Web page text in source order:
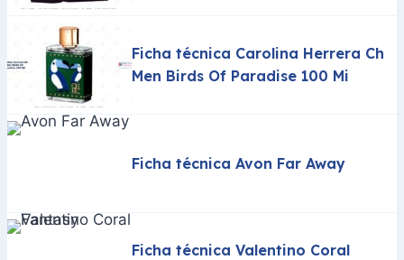
Ficha técnica Carolina Herrera Ch
Men Birds Of Paradise 100 Mi
Ficha técnica Avon Far Away
Ficha técnica Valentino Coral